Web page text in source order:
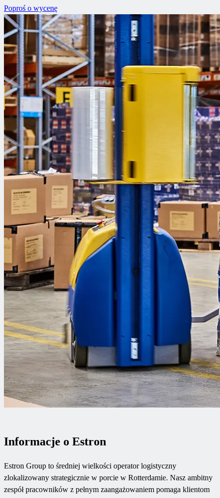
Poproś o wycenę
Informacje o Estron
Estron Group to średniej wielkości operator logistyczny
zlokalizowany strategicznie w porcie w Rotterdamie. Nasz ambitny
zespół pracowników z pełnym zaangażowaniem pomaga klientom